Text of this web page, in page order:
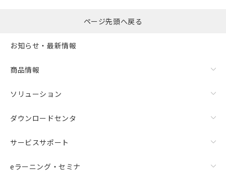
ページ先頭へ戻る
お知らせ・最新情報
商品情報
ソリューション
ダウンロードセンタ
サービスサポート
eラーニング・セミナ